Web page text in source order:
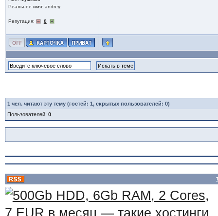
Реальное имя: andrey
Репутация: 0
1 чел. читают эту тему (гостей: 1, скрытых пользователей: 0)
Пользователей: 0